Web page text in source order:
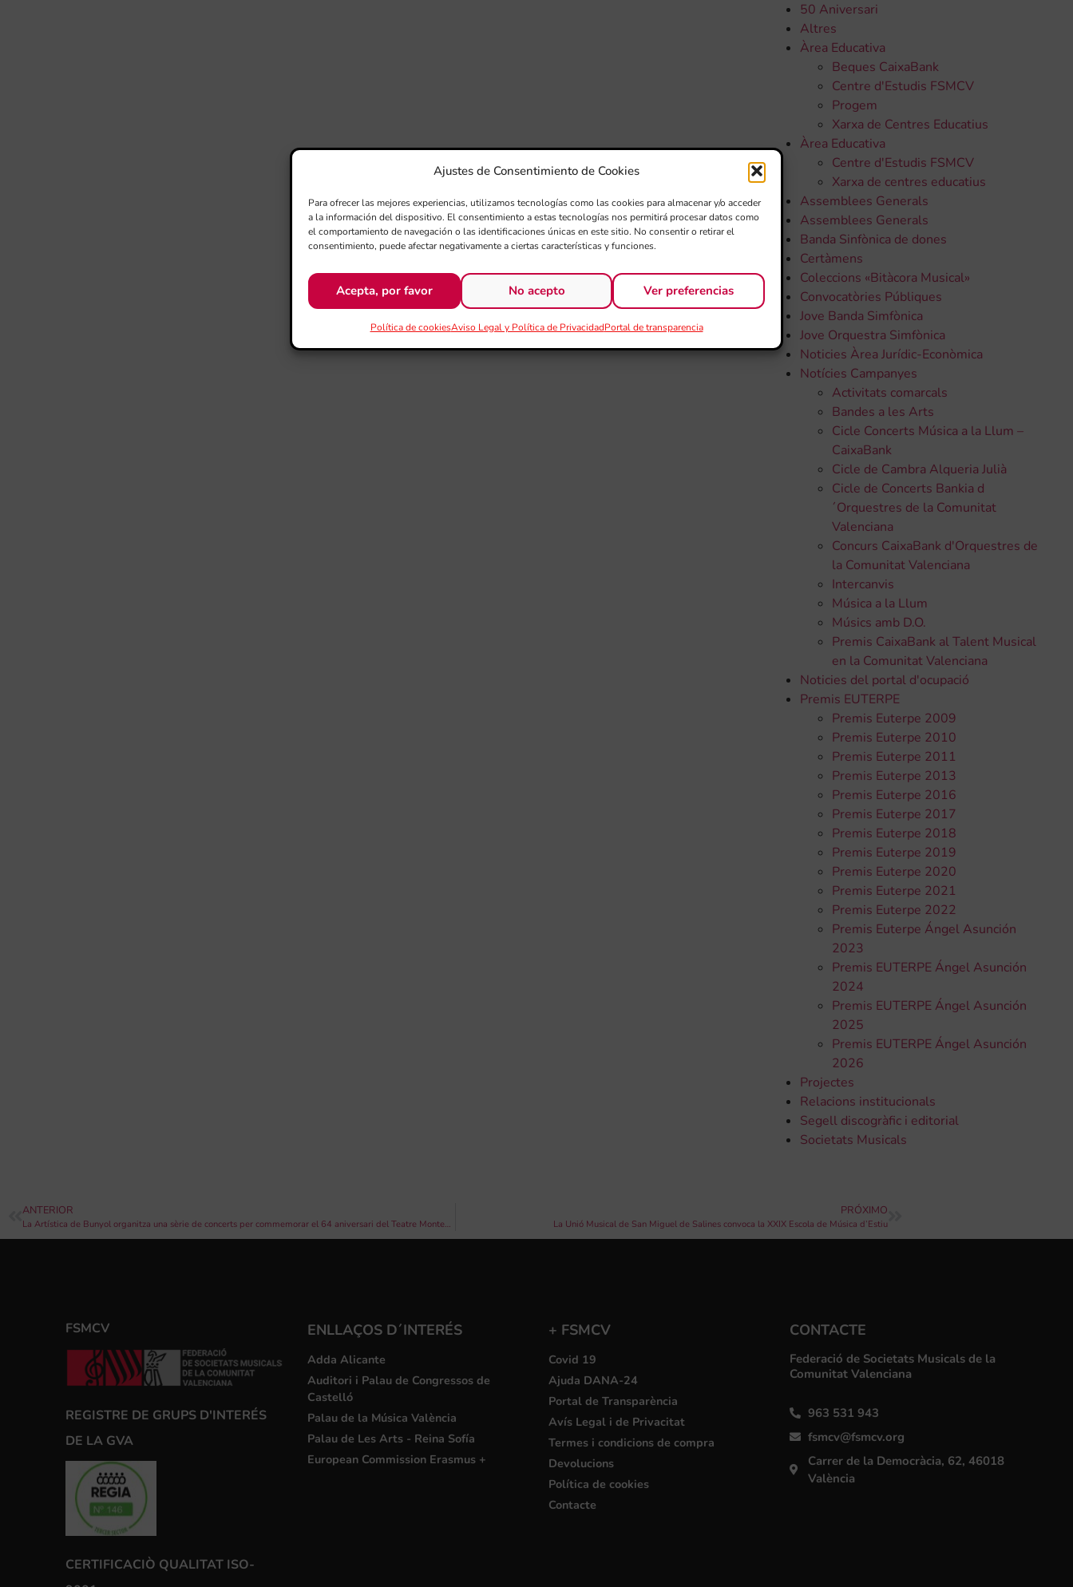
Ajustes de Consentimiento de Cookies
Para ofrecer las mejores experiencias, utilizamos tecnologías como las cookies para almacenar y/o acceder
a la información del dispositivo. El consentimiento a estas tecnologías nos permitirá procesar datos como
el comportamiento de navegación o las identificaciones únicas en este sitio. No consentir o retirar el
consentimiento, puede afectar negativamente a ciertas características y funciones.
Acepta, por favor No acepto Ver preferencias
Política de cookiesAviso Legal y Política de PrivacidadPortal de transparencia
50 Aniversari
Altres
Àrea Educativa
Beques CaixaBank
Centre d'Estudis FSMCV
Progem
Xarxa de Centres Educatius
Àrea Educativa
Centre d'Estudis FSMCV
Xarxa de centres educatius
Assemblees Generals
Assemblees Generals
Banda Sinfònica de dones
Certàmens
Coleccions «Bitàcora Musical»
Convocatòries Públiques
Jove Banda Simfònica
Jove Orquestra Simfònica
Noticies Àrea Jurídic-Econòmica
Notícies Campanyes
Activitats comarcals
Bandes a les Arts
Cicle Concerts Música a la Llum –
CaixaBank
Cicle de Cambra Alqueria Julià
Cicle de Concerts Bankia d
´Orquestres de la Comunitat
Valenciana
Concurs CaixaBank d'Orquestres de
la Comunitat Valenciana
Intercanvis
Música a la Llum
Músics amb D.O.
Premis CaixaBank al Talent Musical
en la Comunitat Valenciana
Noticies del portal d'ocupació
Premis EUTERPE
Premis Euterpe 2009
Premis Euterpe 2010
Premis Euterpe 2011
Premis Euterpe 2013
Premis Euterpe 2016
Premis Euterpe 2017
Premis Euterpe 2018
Premis Euterpe 2019
Premis Euterpe 2020
Premis Euterpe 2021
Premis Euterpe 2022
Premis Euterpe Ángel Asunción
2023
Premis EUTERPE Ángel Asunción
2024
Premis EUTERPE Ángel Asunción
2025
Premis EUTERPE Ángel Asunción
2026
Projectes
Relacions institucionals
Segell discogràfic i editorial
Societats Musicals
ANTERIOR
La Artística de Bunyol organitza una sèrie de concerts per commemorar el 64 aniversari del Teatre Montecarlo
PRÓXIMO
La Unió Musical de San Miguel de Salines convoca la XXIX Escola de Música d’Estiu
FSMCV
REGISTRE DE GRUPS D'INTERÉS
DE LA GVA
CERTIFICACIÒ QUALITAT ISO-
ENLLAÇOS D´INTERÉS
Adda Alicante
Auditori i Palau de Congressos de
Castelló
Palau de la Música València
Palau de Les Arts - Reina Sofía
European Commission Erasmus +
+ FSMCV
Covid 19
Ajuda DANA-24
Portal de Transparència
Avís Legal i de Privacitat
Termes i condicions de compra
Devolucions
Política de cookies
Contacte
CONTACTE
Federació de Societats Musicals de la
Comunitat Valenciana
963 531 943
fsmcv@fsmcv.org
Carrer de la Democràcia, 62, 46018
València